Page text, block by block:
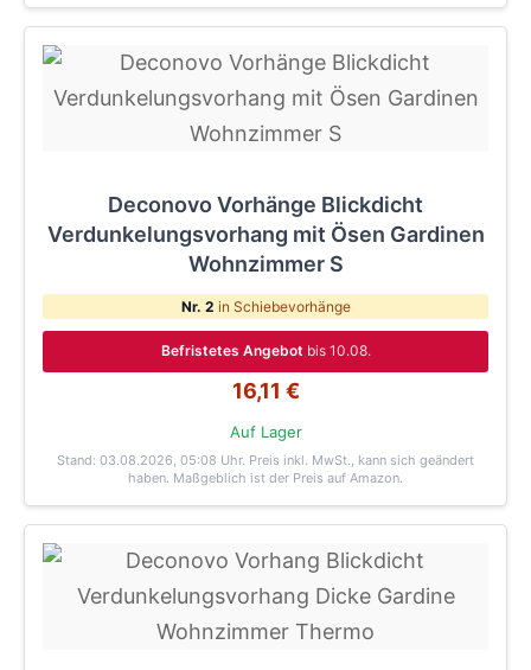
Deconovo Vorhänge Blickdicht
Verdunkelungsvorhang mit Ösen Gardinen
Wohnzimmer S
Nr. 2 in Schiebevorhänge
Befristetes Angebot bis 10.08.
16,11 €
Auf Lager
Stand: 03.08.2026, 05:08 Uhr. Preis inkl. MwSt., kann sich geändert
haben. Maßgeblich ist der Preis auf Amazon.